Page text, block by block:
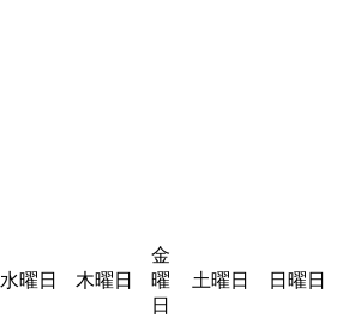
水曜日 木曜日
金
曜
日
土曜日 日曜日